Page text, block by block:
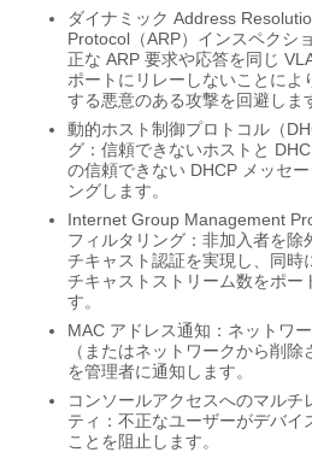
ダイナミック Address
Protocol（ARP）インスペクシ
正な ARP 要求や応答を同じ
ポートにリレーしないことによ
する悪意のある攻撃を回避しま
動的ホスト制御プロトコル（
グ：信頼できないホストと
の信頼できない DHCP メッセ
ングします。
Internet Group Management
フィルタリング：非加入者を除
チキャスト認証を実現し、同時
チキャストストリーム数をポー
す。
MAC アドレス通知：ネットワ
（またはネットワークから削
を管理者に通知します。
コンソールアクセスへのマルチ
ティ：不正なユーザーがデバイ
ことを阻止します。